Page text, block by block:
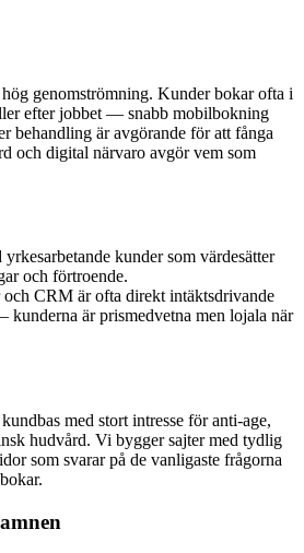
genomströmning. Kunder bokar ofta i
efter jobbet — snabb mobilbokning
behandling är avgörande för att fånga
och digital närvaro avgör vem som
kunder som värdesätter
och förtroende.
CRM är ofta direkt intäktsdrivande
är prismedvetna men lojala när
med stort intresse för anti-age,
hudvård. Vi bygger sajter med tydlig
som svarar på de vanligaste frågorna